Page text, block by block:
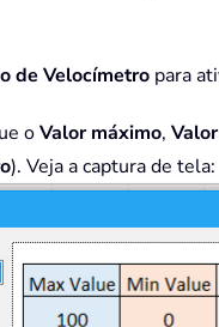
de Velocímetro para
oValor máximo,
). Veja a captura de tela: